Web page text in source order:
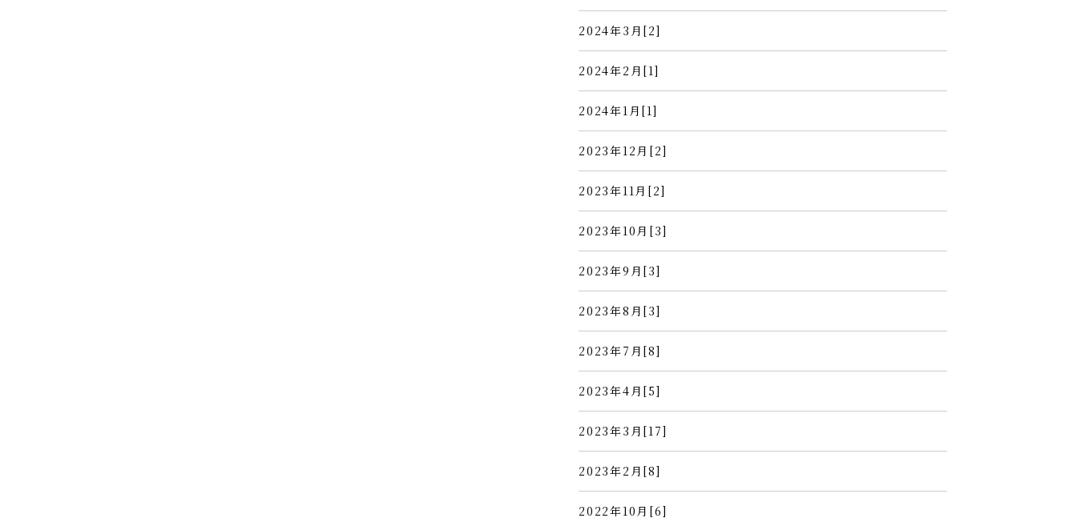
2024年3月[2]
2024年2月[1]
2024年1月[1]
2023年12月[2]
2023年11月[2]
2023年10月[3]
2023年9月[3]
2023年8月[3]
2023年7月[8]
2023年4月[5]
2023年3月[17]
2023年2月[8]
2022年10月[6]